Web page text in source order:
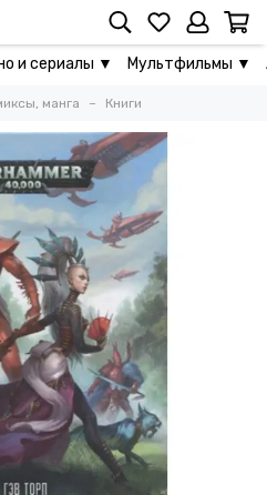
и сериалы ▼ Мультфильмы ▼
манга Книги